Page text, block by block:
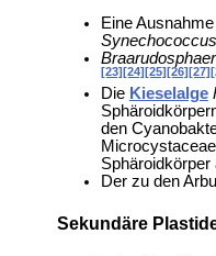
Eine
Synechococcus
[23][24][25][26][27]
Die Kieselalge
den
Der zu den
Sekundäre